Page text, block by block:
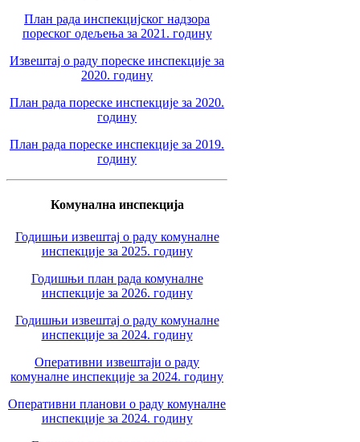
План рада инспекцијског надзора
пореског одељења за 2021. годину
Извештај о раду пореске инспекције за
2020. годину
План рада пореске инспекције за 2020.
годину
План рада пореске инспекције за 2019.
годину
Комунална инспекција
Годишњи извештај о раду комуналне
инспекције за 2025. годину
Годишњи план рада комуналне
инспекције за 2026. годину
Годишњи извештај о раду комуналне
инспекције за 2024. годину
Оперативни извештаји о раду
комуналне инспекције за 2024. годину
Оперативни планови о раду комуналне
инспекције за 2024. годину